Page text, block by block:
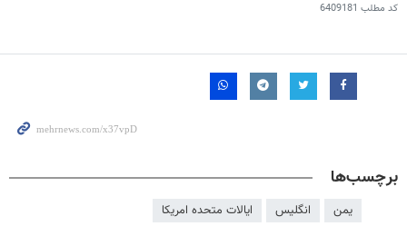
کد مطلب 6409181
برچسب‌ها
یمن انگلیس ایالات متحده امریکا